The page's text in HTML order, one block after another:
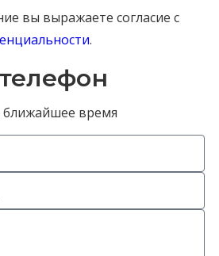
вы выражаете согласие с
.
время